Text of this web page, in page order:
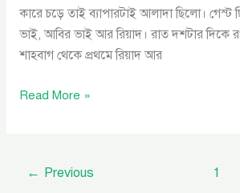
কারে চড়ে তাই ব্যাপারটাই আলাদা ছিলো। গেস্ট
ভাই, আবির ভাই আর রিয়াদ। রাত দশটার দিকে
শাহবাগ থেকে প্রথমে রিয়াদ আর
Read More »
← Previous 1